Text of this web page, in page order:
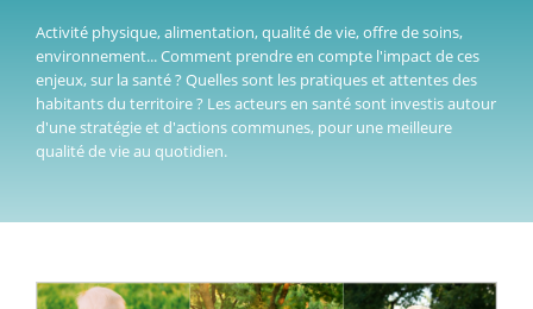
Activité physique, alimentation, qualité de vie, offre de soins,
environnement... Comment prendre en compte l'impact de ces
enjeux, sur la santé ? Quelles sont les pratiques et attentes des
habitants du territoire ? Les acteurs en santé sont investis autour
d'une stratégie et d'actions communes, pour une meilleure
qualité de vie au quotidien.